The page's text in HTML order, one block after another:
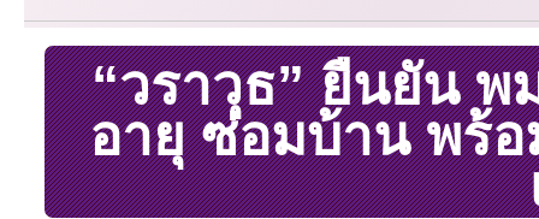
“วราวุธ” ยืนยัน พ
อายุ ซ่อมบ้าน พร้